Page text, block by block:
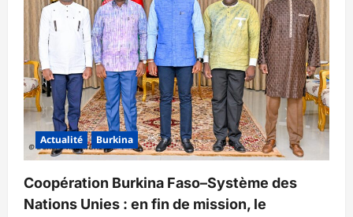
Actualité Burkina
Coopération Burkina Faso–Système des
Nations Unies : en fin de mission, le